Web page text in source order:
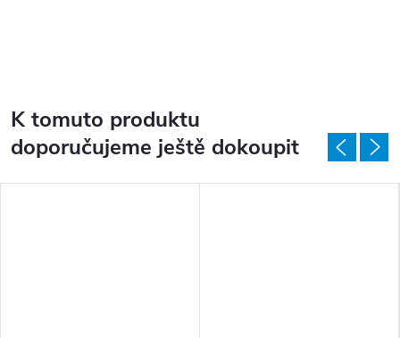
K tomuto produktu
doporučujeme ještě dokoupit